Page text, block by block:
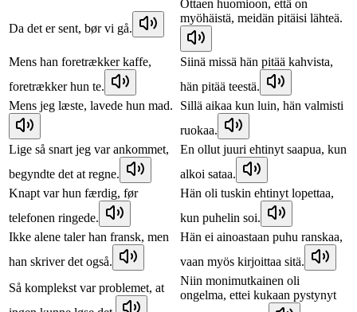
Da det er sent, bør vi gå.
Ottaen huomioon, että on
myöhäistä, meidän pitäisi lähteä.
Mens han foretrækker kaffe,
foretrækker hun te.
Siinä missä hän pitää kahvista,
hän pitää teestä.
Mens jeg læste, lavede hun mad.
Sillä aikaa kun luin, hän valmisti
ruokaa.
Lige så snart jeg var ankommet,
begyndte det at regne.
En ollut juuri ehtinyt saapua, kun
alkoi sataa.
Knapt var hun færdig, før
telefonen ringede.
Hän oli tuskin ehtinyt lopettaa,
kun puhelin soi.
Ikke alene taler han fransk, men
han skriver det også.
Hän ei ainoastaan puhu ranskaa,
vaan myös kirjoittaa sitä.
Så komplekst var problemet, at
Niin monimutkainen oli
ongelma, ettei kukaan pystynyt